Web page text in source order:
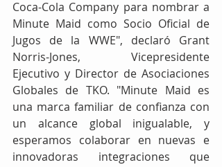
Coca-Cola Company para nombrar a
Minute Maid como Socio Oficial de
Jugos de la WWE", declaró Grant
Norris-Jones, Vicepresidente
Ejecutivo y Director de Asociaciones
Globales de TKO. "Minute Maid es
una marca familiar de confianza con
un alcance global inigualable, y
esperamos colaborar en nuevas e
innovadoras integraciones que